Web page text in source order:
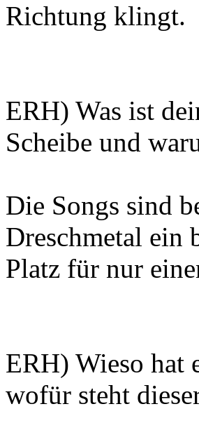
Richtung klingt.
ERH) Was ist
Scheibe und
Die Songs sind
Dreschmetal ein
Platz für nur
ERH) Wieso hat
wofür steht